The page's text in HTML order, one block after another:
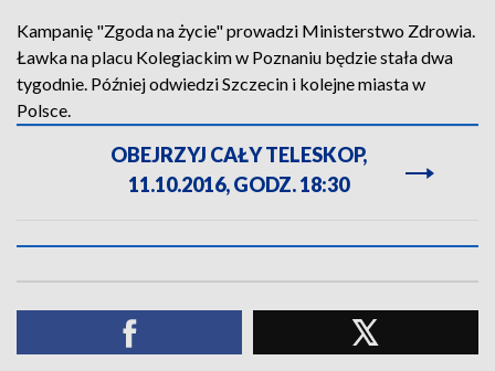
Kampanię "Zgoda na życie" prowadzi Ministerstwo Zdrowia.
Ławka na placu Kolegiackim w Poznaniu będzie stała dwa
tygodnie. Później odwiedzi Szczecin i kolejne miasta w
Polsce.
OBEJRZYJ CAŁY TELESKOP,
11.10.2016, GODZ. 18:30